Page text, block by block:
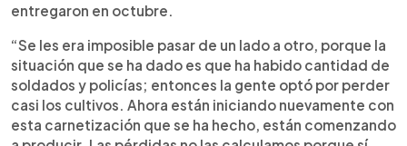
entregaron en octubre.
“Se les era imposible pasar de un lado a otro, porque la
situación que se ha dado es que ha habido cantidad de
soldados y policías; entonces la gente optó por perder
casi los cultivos. Ahora están iniciando nuevamente con
esta carnetización que se ha hecho, están comenzando